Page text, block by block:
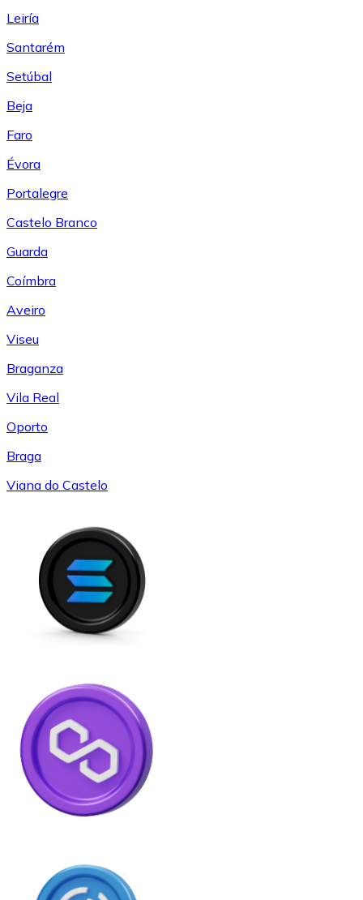
Leiría
Santarém
Setúbal
Beja
Faro
Évora
Portalegre
Castelo Branco
Guarda
Coímbra
Aveiro
Viseu
Braganza
Vila Real
Oporto
Braga
Viana do Castelo